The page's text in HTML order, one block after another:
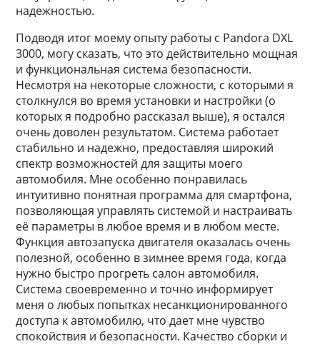
надежностью.
Подводя итог моему опыту работы с Pandora DXL
3000, могу сказать, что это действительно мощная
и функциональная система безопасности.
Несмотря на некоторые сложности, с которыми я
столкнулся во время установки и настройки (о
которых я подробно рассказал выше), я остался
очень доволен результатом. Система работает
стабильно и надежно, предоставляя широкий
спектр возможностей для защиты моего
автомобиля. Мне особенно понравилась
интуитивно понятная программа для смартфона,
позволяющая управлять системой и настраивать
её параметры в любое время и в любом месте.
Функция автозапуска двигателя оказалась очень
полезной, особенно в зимнее время года, когда
нужно быстро прогреть салон автомобиля.
Система своевременно и точно информирует
меня о любых попытках несанкционированного
доступа к автомобилю, что дает мне чувство
спокойствия и безопасности. Качество сборки и